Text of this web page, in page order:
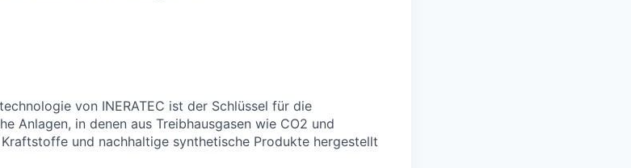
von INERATEC ist der Schlüssel für die
Anlagen, in denen aus Treibhausgasen wie CO2 und
und nachhaltige synthetische Produkte hergestellt